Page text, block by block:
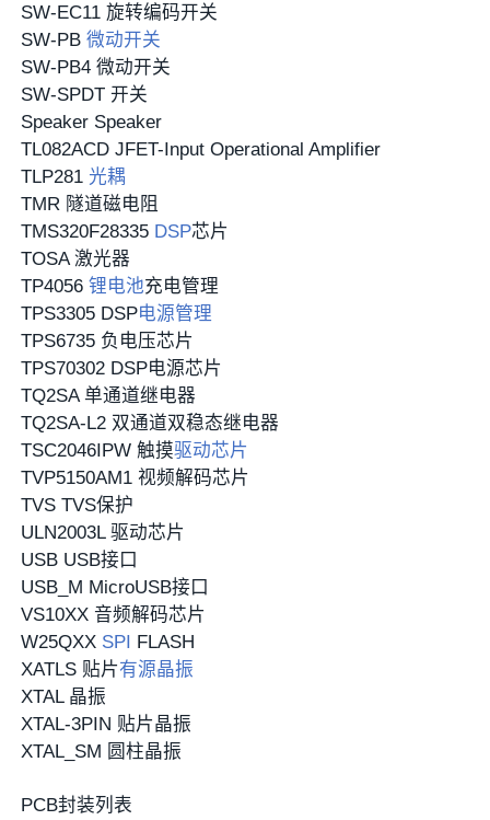
SW-EC11 旋转编码开关
SW-PB微动开关
SW-PB4 微动开关
SW-SPDT 开关
Speaker Speaker
TL082ACD JFET-Input Operational Amplifier
TLP281 光耦
TMR 隧道磁电阻
TMS320F28335 DSP芯片
TOSA 激光器
TP4056锂电池充电管理
TPS3305 DSP电源管理
TPS6735 负电压芯片
TPS70302 DSP电源芯片
TQ2SA 单通道继电器
TQ2SA-L2 双通道双稳态继电器
TSC2046IPW 触摸驱动芯片
TVP5150AM1 视频解码芯片
TVS TVS保护
ULN2003L 驱动芯片
USB USB接口
USB_M MicroUSB接口
VS10XX 音频解码芯片
W25QXX SPI FLASH
XATLS 贴片有源晶振
XTAL 晶振
XTAL-3PIN 贴片晶振
XTAL_SM 圆柱晶振
PCB封装列表